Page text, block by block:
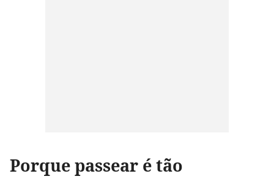
Porque passear é tão